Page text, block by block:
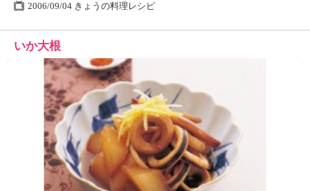
2006/09/04 きょうの料理レシピ
いか大根